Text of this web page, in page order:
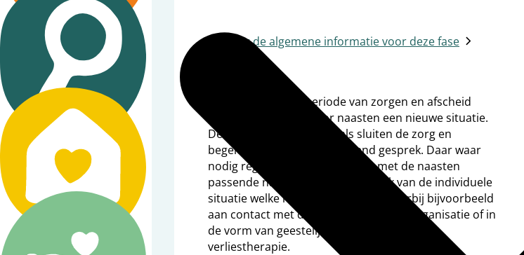
Signaleren/niet pluis
Leven met dementie
Ga naar de algemene informatie voor deze fase
Na een intensieve periode van zorgen en afscheid
nemen ontstaat er voor naasten een nieuwe situatie.
De betrokken professionals sluiten de zorg en
begeleiding af in een afrondend gesprek. Daar waar
nodig regelen ze in afstemming met de naasten
passende nazorg.
Het is afhankelijk van de individuele
situatie welke nazorg dat is. Denk daarbij bijvoorbeeld
aan contact met de plaatselijk welzijnsorganisatie of in
de vorm van geestelijke verzorging, rouw en
verliestherapie.